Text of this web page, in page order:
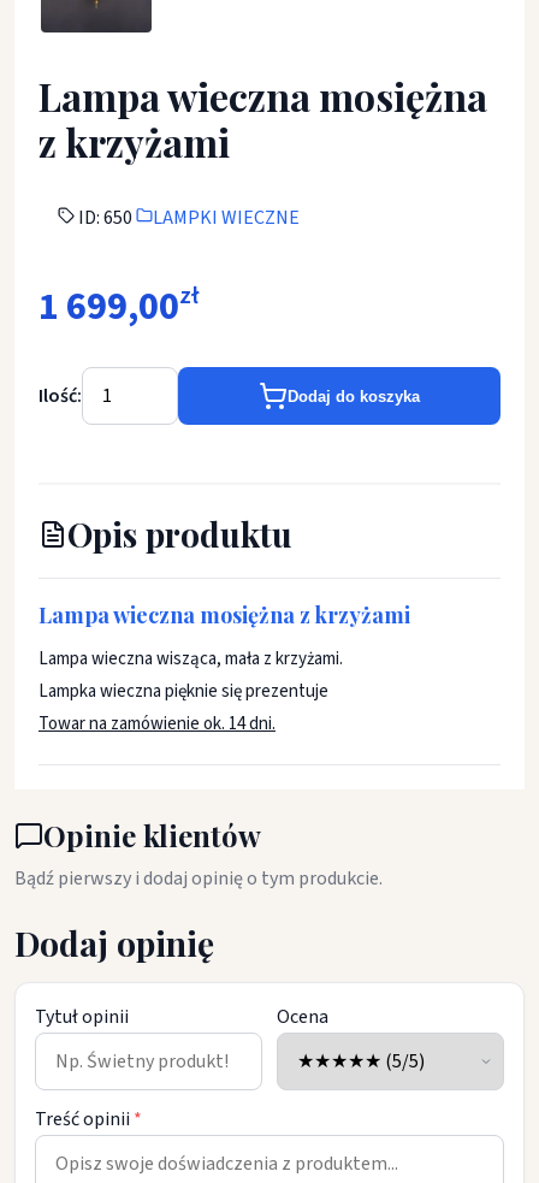
Lampa wieczna mosiężna
z krzyżami
ID: 650 LAMPKI WIECZNE
1 699,00zł
Ilość: Dodaj do koszyka
Opis produktu
Lampa wieczna mosiężna z krzyżami
Lampa wieczna wisząca, mała z krzyżami.
Lampka wieczna pięknie się prezentuje
Towar na zamówienie ok. 14 dni.
Opinie klientów
Bądź pierwszy i dodaj opinię o tym produkcie.
Dodaj opinię
Tytuł opinii Ocena
Treść opinii *